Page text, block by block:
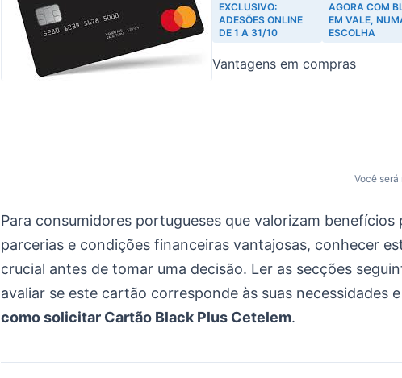
EXCLUSIVO:
ADESÕES ONLINE
DE 1 A 31/10
AGORA COM
EM VALE,
ESCOLHA
Vantagens em compras
Você
Para consumidores portugueses que valorizam benefícios
parcerias e condições financeiras vantajosas, conhecer
crucial antes de tomar uma decisão. Ler as secções
avaliar se este cartão corresponde às suas necessidades
como solicitar Cartão Black Plus Cetelem.